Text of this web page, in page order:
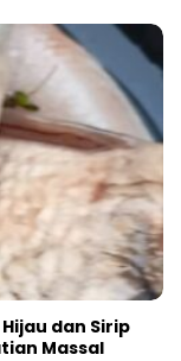
dan Sirip
Massal